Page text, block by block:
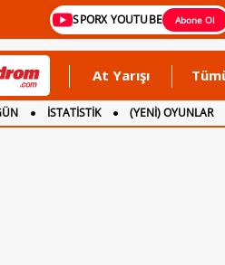
SPORX YOUTUBE Abone Ol
At Yarışı
İSTATİSTİK
(YENİ) OYUNLAR